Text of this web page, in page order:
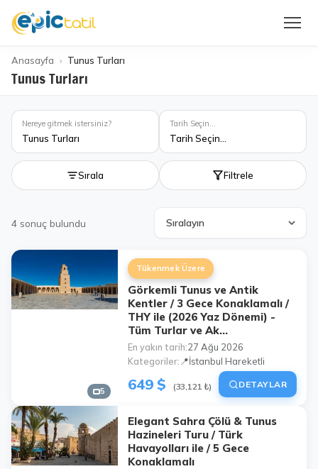
Anasayfa Tunus Turları
Tunus Turları
Nereye gitmek istersiniz?
Tunus Turları
Tarih Seçin...
Tarih Seçin...
Sırala Filtrele
4 sonuç bulundu
5
Tükenmek Üzere
Görkemli Tunus ve Antik
Kentler / 3 Gece Konaklamalı /
THY ile (2026 Yaz Dönemi) -
Tüm Turlar ve Ak...
En yakın tarih 27 Ağu 2026
Kategoriler 📍İstanbul Hareketli
649 $ (33,121 ₺) DETAYLAR
Elegant Sahra Çölü & Tunus
Hazineleri Turu / Türk
Havayolları ile / 5 Gece
Konaklamalı